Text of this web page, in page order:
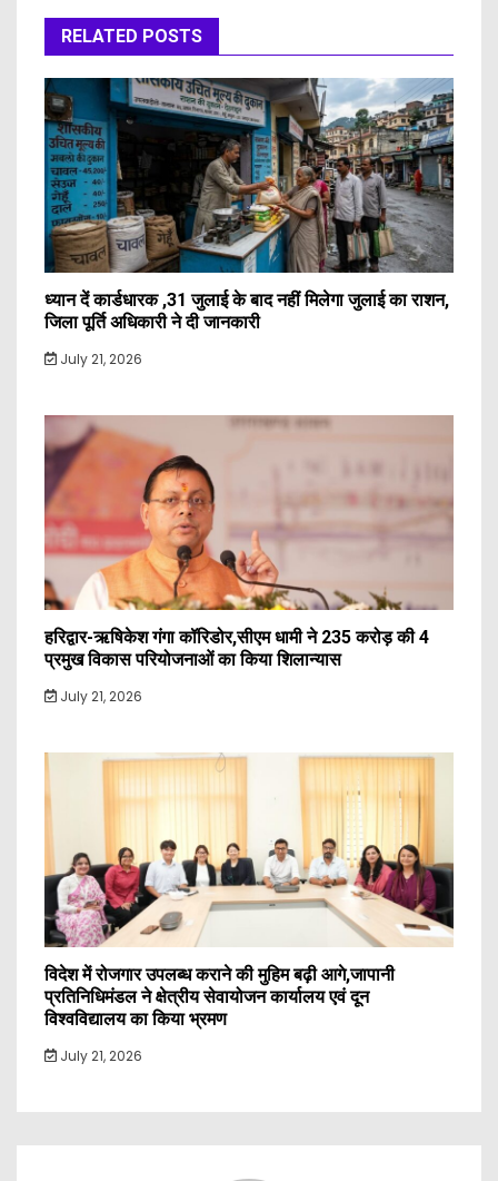
RELATED POSTS
ध्यान दें कार्डधारक ,31 जुलाई के बाद नहीं मिलेगा जुलाई का राशन,
जिला पूर्ति अधिकारी ने दी जानकारी
July 21, 2026
हरिद्वार-ऋषिकेश गंगा कॉरिडोर,सीएम धामी ने 235 करोड़ की 4
प्रमुख विकास परियोजनाओं का किया शिलान्यास
July 21, 2026
विदेश में रोजगार उपलब्ध कराने की मुहिम बढ़ी आगे,जापानी
प्रतिनिधिमंडल ने क्षेत्रीय सेवायोजन कार्यालय एवं दून
विश्वविद्यालय का किया भ्रमण
July 21, 2026